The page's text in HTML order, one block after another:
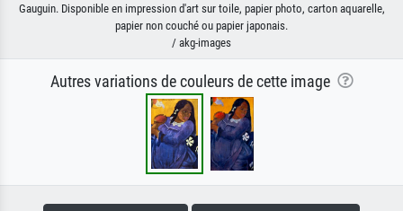
Gauguin. Disponible en impression d'art sur toile, papier photo, carton aquarelle,
papier non couché ou papier japonais.
/ akg-images
Autres variations de couleurs de cette image